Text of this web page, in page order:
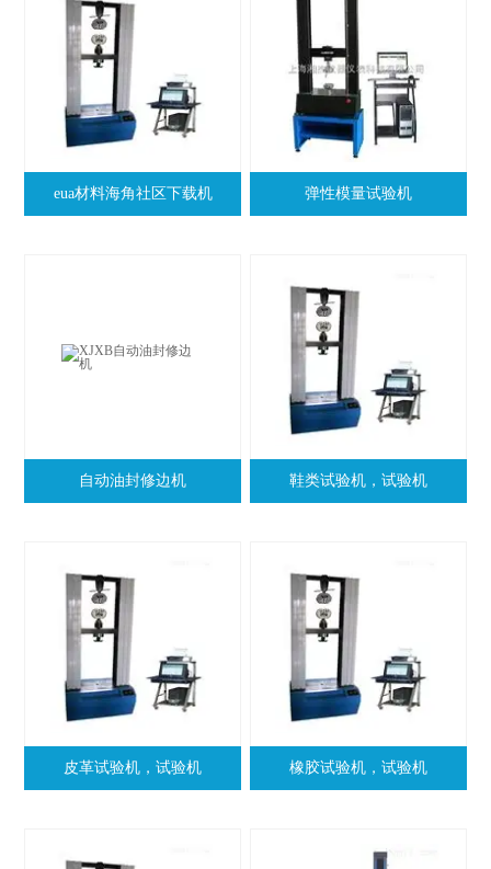
eua材料海角社区下载机 弹性模量试验机
自动油封修边机 鞋类试验机，试验机
皮革试验机，试验机 橡胶试验机，试验机